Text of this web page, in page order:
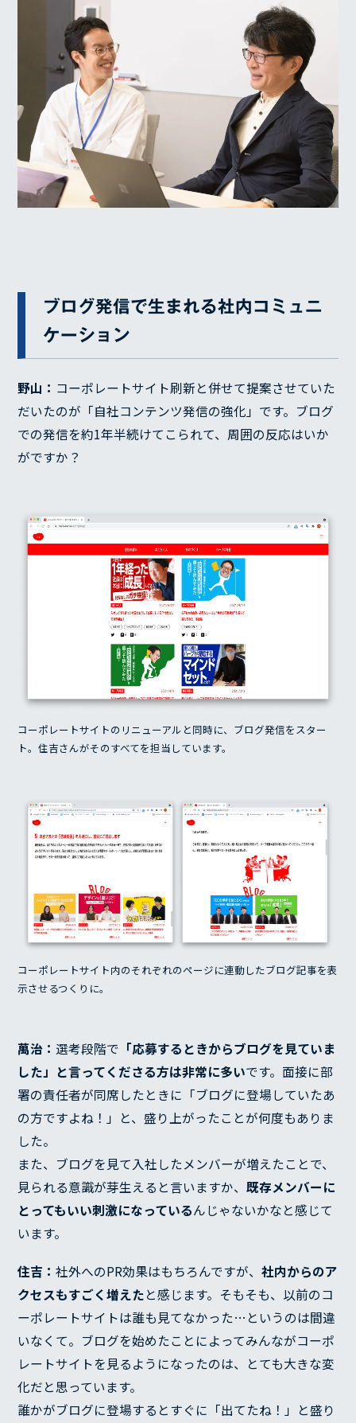
ブログ発信で生まれる社内コミュニ
ケーション
野山： コーポレートサイト刷新と併せて提案させていた
だいたのが「自社コンテンツ発信の強化」です。ブログ
での発信を約1年半続けてこられて、周囲の反応はいか
がですか？
コーポレートサイトのリニューアルと同時に、ブログ発信をスター
ト。住吉さんがそのすべてを担当しています。
コーポレートサイト内のそれぞれのページに連動したブログ記事を表
示させるつくりに。
萬治： 選考段階で 「応募するときからブログを見ていま
した」と言ってくださる方は非常に多いです。面接に部
署の責任者が同席したときに「ブログに登場していたあ
の方ですよね！」と、盛り上がったことが何度もありま
した。
また、ブログを見て入社したメンバーが増えたことで、
見られる意識が芽生えると言いますか、既存メンバーに
とってもいい刺激になっているんじゃないかなと感じて
います。
住吉：社外へのPR効果はもちろんですが、社内からのア
クセスもすごく増えたと感じます。そもそも、以前のコ
ーポレートサイトは誰も見てなかった…というのは間違
いなくて。ブログを始めたことによってみんながコーポ
レートサイトを見るようになったのは、とても大きな変
化だと思っています。
誰かがブログに登場するとすぐに「出てたね！」と盛り